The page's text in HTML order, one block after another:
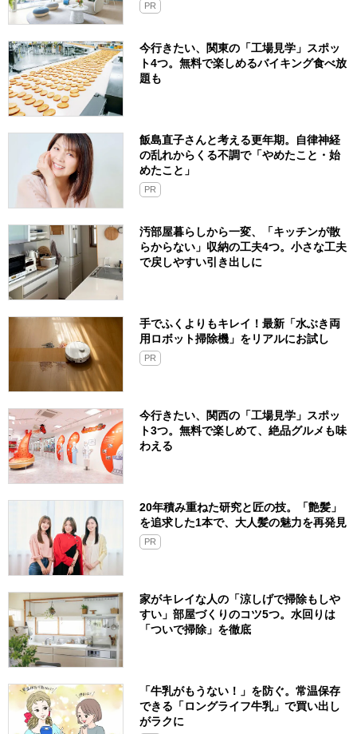
PR
今行きたい、関東の「工場見学」スポッ
ト4つ。無料で楽しめるバイキング食べ放
題も
飯島直子さんと考える更年期。自律神経
の乱れからくる不調で「やめたこと・始
めたこと」
PR
汚部屋暮らしから一変、「キッチンが散
らからない」収納の工夫4つ。小さな工夫
で戻しやすい引き出しに
手でふくよりもキレイ！最新「水ぶき両
用ロボット掃除機」をリアルにお試し
PR
今行きたい、関西の「工場見学」スポッ
ト3つ。無料で楽しめて、絶品グルメも味
わえる
20年積み重ねた研究と匠の技。「艶髪」
を追求した1本で、大人髪の魅力を再発見
PR
家がキレイな人の「涼しげで掃除もしや
すい」部屋づくりのコツ5つ。水回りは
「ついで掃除」を徹底
「牛乳がもうない！」を防ぐ。常温保存
できる「ロングライフ牛乳」で買い出し
がラクに